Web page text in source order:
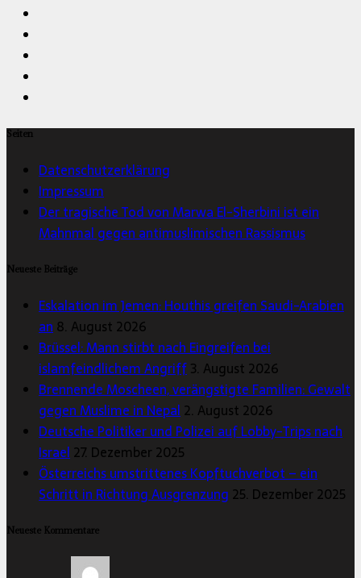
Seiten
Datenschutzerklärung
Impressum
Der tragische Tod von Marwa El-Sherbini ist ein
Mahnmal gegen antimuslimischen Rassismus
Neueste Beiträge
Eskalation im Jemen: Houthis greifen Saudi-Arabien
an 8. August 2026
Brüssel: Mann stirbt nach Eingreifen bei
islamfeindlichem Angriff3. August 2026
Brennende Moscheen, verängstigte Familien: Gewalt
gegen Muslime in Nepal 2. August 2026
Deutsche Politiker und Polizei auf Lobby-Trips nach
Israel 27. Dezember 2025
Österreichs umstrittenes Kopftuchverbot – ein
Schritt in Richtung Ausgrenzung 25. Dezember 2025
Neueste Kommentare